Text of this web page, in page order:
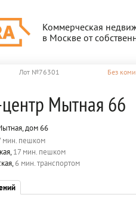
Коммерческая
в Москве от
Лот №76301 Без
Мытная 66
дом 66
мин. пешком
17 мин. пешком
6 мин. транспортом